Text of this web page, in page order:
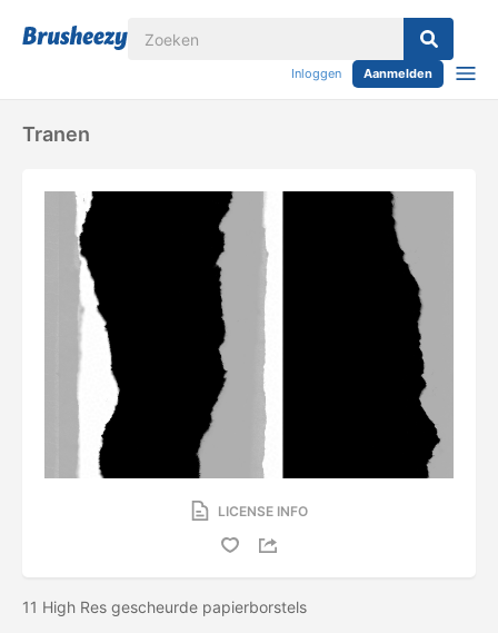
Inloggen Aanmelden
Tranen
LICENSE INFO
11 High Res gescheurde papierborstels